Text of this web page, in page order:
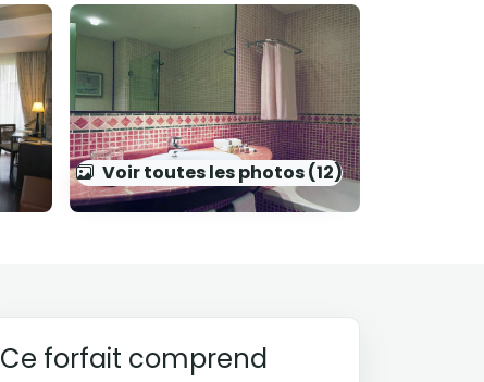
Voir toutes les photos (12)
Ce forfait comprend